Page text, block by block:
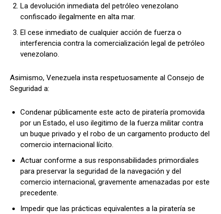
La devolución inmediata del petróleo venezolano
confiscado ilegalmente en alta mar.
El cese inmediato de cualquier acción de fuerza o
interferencia contra la comercialización legal de petróleo
venezolano.
Asimismo, Venezuela insta respetuosamente al Consejo de
Seguridad a:
Condenar públicamente este acto de piratería promovida
por un Estado, el uso ilegitimo de la fuerza militar contra
un buque privado y el robo de un cargamento producto del
comercio internacional lícito.
Actuar conforme a sus responsabilidades primordiales
para preservar la seguridad de la navegación y del
comercio internacional, gravemente amenazadas por este
precedente.
Impedir que las prácticas equivalentes a la piratería se